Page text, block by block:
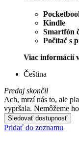
Kindle
Smartfón
Počítač s
Viac informácií
Čeština
Predaj skončil
Ach, mrzí nás to, ale
vypršala. Nemôžeme
Sledovať dostupnosť
Pridať do zoznamu